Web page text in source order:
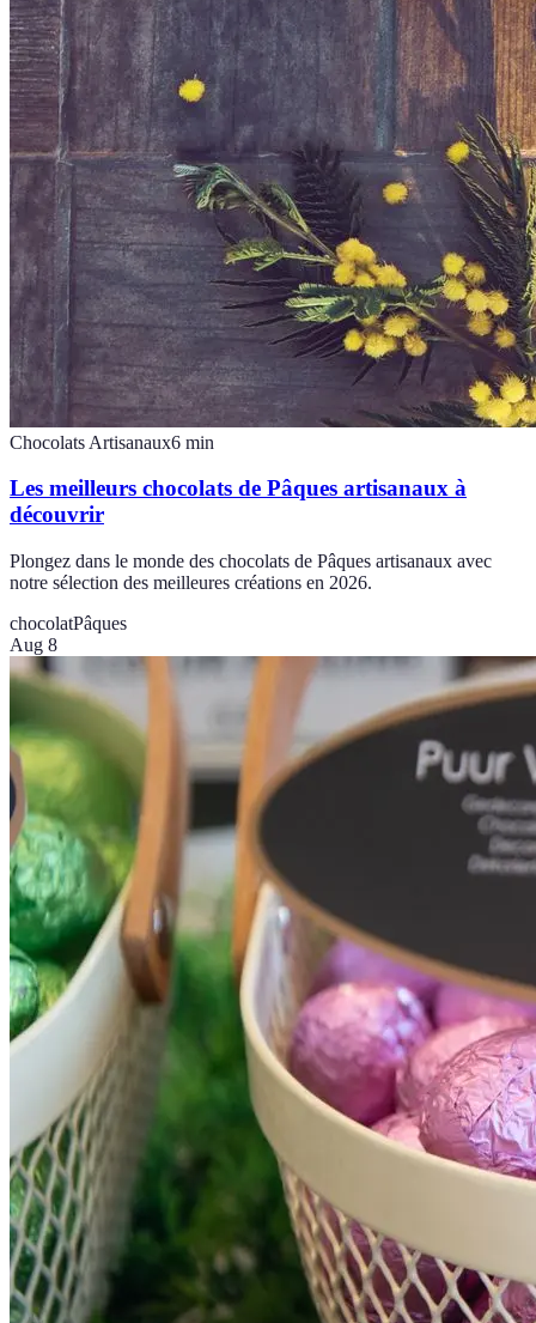
Chocolats Artisanaux6 min
Les meilleurs chocolats de Pâques artisanaux à
découvrir
Plongez dans le monde des chocolats de Pâques artisanaux avec
notre sélection des meilleures créations en 2026.
chocolatPâques
Aug 8